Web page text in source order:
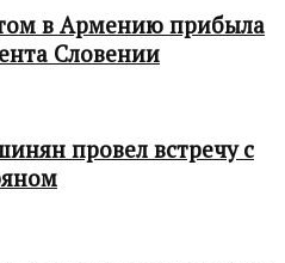
в Армению прибыла
Словении
провел встречу с